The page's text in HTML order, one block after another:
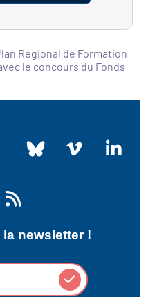
Régional de Formation
le concours du Fonds
newsletter !